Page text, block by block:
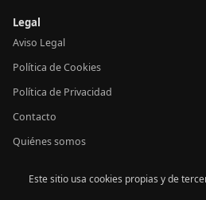
Legal
Aviso Legal
Política de Cookies
Política de Privacidad
Contacto
Quiénes somos
© 2026 24h
Este sitio usa cookies propias y de